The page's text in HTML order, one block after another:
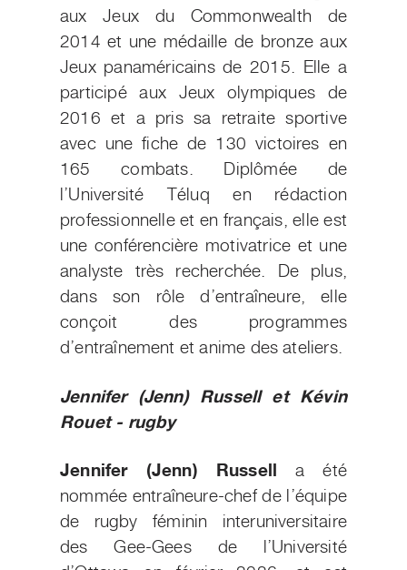
aux Jeux du Commonwealth de
2014 et une médaille de bronze aux
Jeux panaméricains de 2015. Elle a
participé aux Jeux olympiques de
2016 et a pris sa retraite sportive
avec une fiche de 130 victoires en
165 combats. Diplômée de
l’Université Téluq en rédaction
professionnelle et en français, elle est
une conférencière motivatrice et une
analyste très recherchée. De plus,
dans son rôle d’entraîneure, elle
conçoit des programmes
d’entraînement et anime des ateliers.
Jennifer (Jenn) Russell et Kévin
Rouet - rugby
Jennifer (Jenn) Russell
a été
nommée entraîneure-chef de l’équipe
de rugby féminin interuniversitaire
des Gee-Gees de l’Université